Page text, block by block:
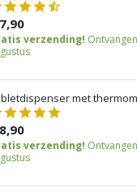
verzending!
met
verzending!